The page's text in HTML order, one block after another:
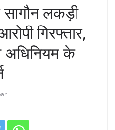
लकड़ी
गिरफ्तार,
अधिनियम के